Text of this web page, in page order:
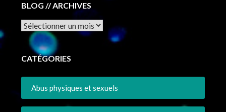
BLOG // ARCHIVES
Archives
CATÉGORIES
Abus physiques et sexuels